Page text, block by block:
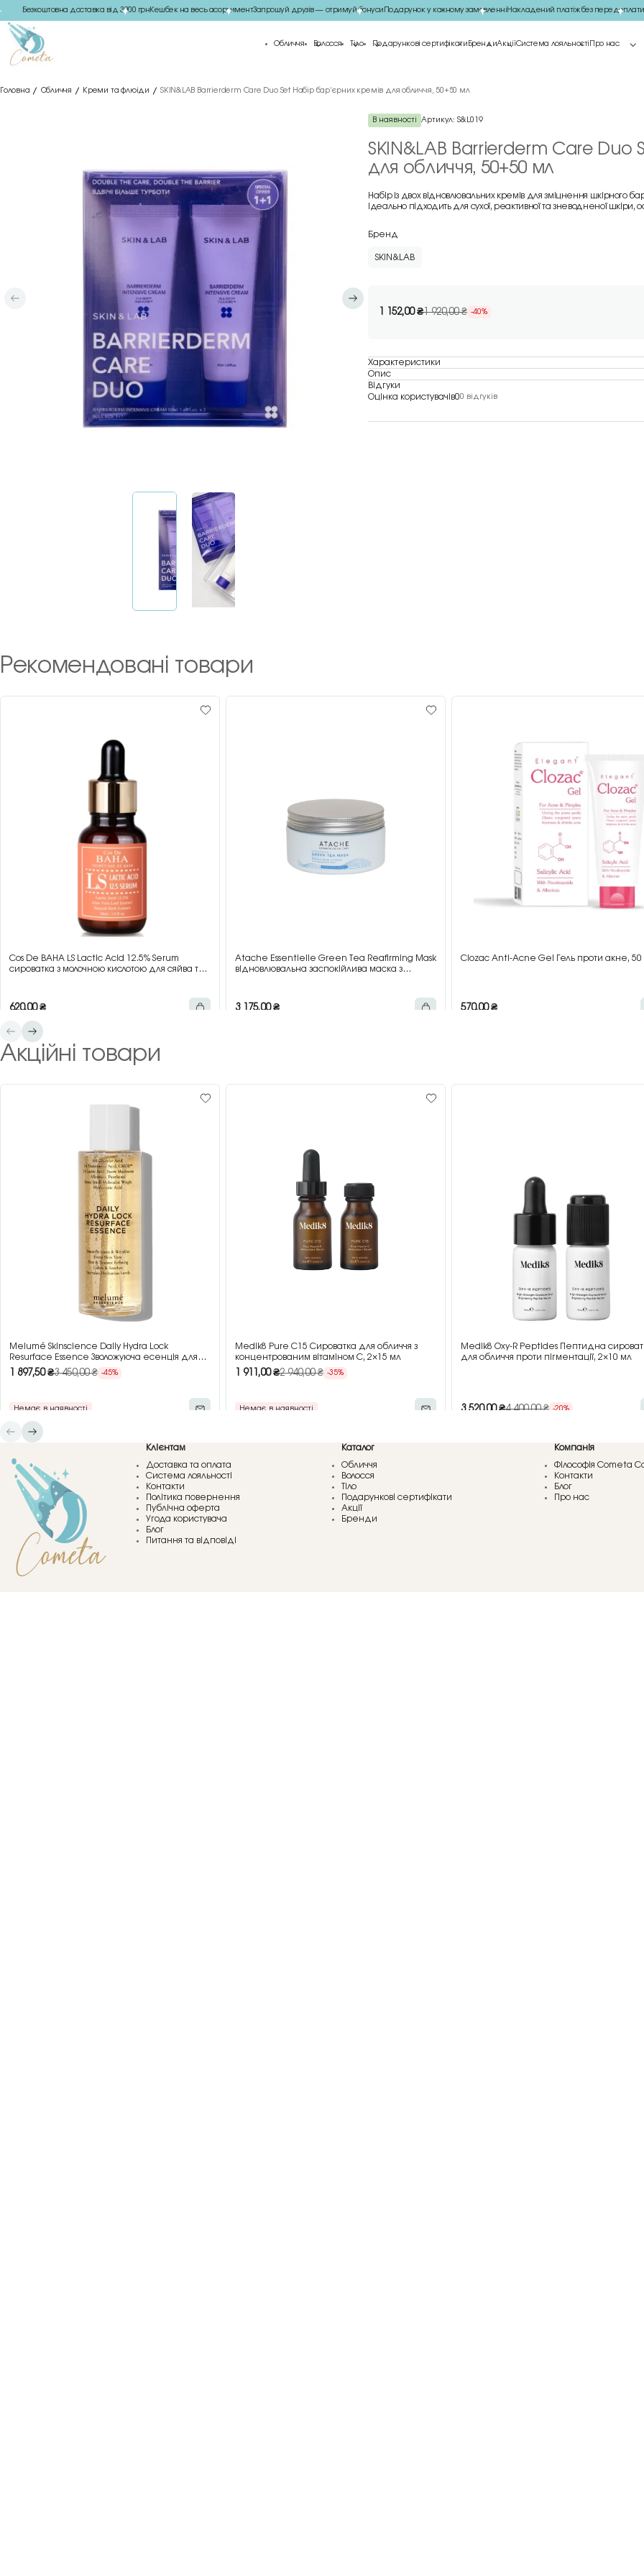
Безкоштовна доставка від 3000 грнКешбек на весь асортиментЗапрошуй друзів — отримуй бонусиПодарунок у кожному замовленніНакладений платіж без передоплати
Обличчя Волосся Тіло Подарункові сертифікати БрендиАкціїСистема лояльності Про нас
Головна Обличчя Креми та флюіди SKIN&LAB Barrierderm Care Duo Set Набір бар’єрних кремів для обличчя, 50+50 мл
В наявності Артикул: S&L019
SKIN&LAB Barrierderm Care Duo
для обличчя, 50+50 мл
Набір із двох відновлювальних кремів для зміцнення шкірного
Ідеально підходить для сухої, реактивної та зневодненої шкіри,
Бренд
SKIN&LAB
1 152,00₴1 920,00₴ -40%
Характеристики
Опис
Відгуки
Оцінка користувачів00 відгуків
Рекомендовані товари
Cos De BAHA LS Lactic Acid 12.5% Serum
сироватка з молочною кислотою для сяйва та
620,00₴
Atache Essentielle Green Tea Reafirming Mask
відновлювальна заспокійлива маска з
3 175,00₴
Clozac Anti-Acne Gel Гель проти акне, 50
570,00₴
Акційні товари
Melumé Skinscience Daily Hydra Lock
Resurface Essence Зволожуюча есенція для
обличчя з кислотами, 150 мл
1 897,50₴3 450,00₴ -45%
Немає в наявності
Medik8 Pure C15 Сироватка для обличчя з
концентрованим вітаміном C, 2×15 мл
1 911,00₴2 940,00₴ -35%
Немає в наявності
Medik8 Oxy-R Peptides Пептидна
для обличчя проти пігментації, 2×10 мл
3 520,00₴4 400,00₴ -20%
Клієнтам
Доставка та оплата
Система лояльності
Контакти
Політика повернення
Публічна оферта
Угода користувача
Блог
Питання та відповіді
Каталог
Обличчя
Волосся
Тіло
Подарункові сертифікати
Акції
Бренди
Компанія
Філософія Cometa
Контакти
Блог
Про нас